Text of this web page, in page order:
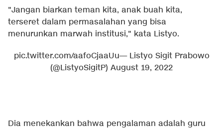
"Jangan biarkan teman kita, anak buah kita,
terseret dalam permasalahan yang bisa
menurunkan marwah institusi," kata Listyo.
pic.twitter.com/aafoCjaaUu— Listyo Sigit Prabowo
(@ListyoSigitP) August 19, 2022
Dia menekankan bahwa pengalaman adalah guru